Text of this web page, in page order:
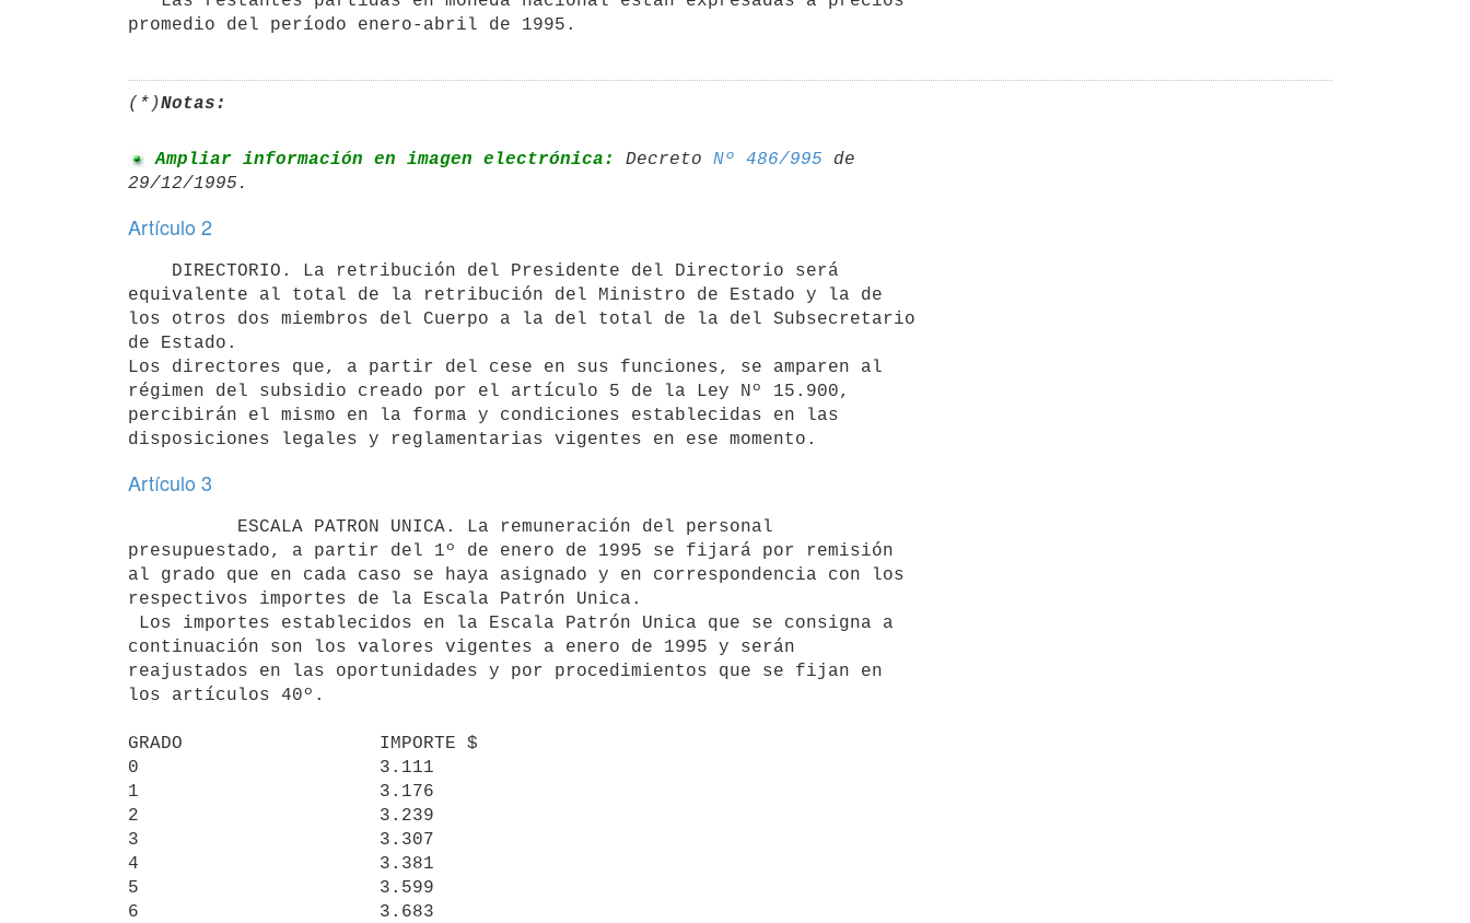
(*)Notas:
Ampliar información en imagen electrónica: Decreto Nº 486/995 de
Artículo 2
equivalente al total de la retribución del Ministro de Estado y la de
los otros dos miembros del Cuerpo a la del total de la del Subsecretario
de Estado.
Los directores que, a partir del cese en sus funciones, se amparen al
régimen del subsidio creado por el artículo 5 de la Ley Nº 15.900,
percibirán el mismo en la forma y condiciones establecidas en las
disposiciones legales y reglamentarias vigentes en ese momento.
Artículo 3
presupuestado, a partir del 1º de enero de 1995 se fijará por remisión
al grado que en cada caso se haya asignado y en correspondencia con los
respectivos importes de la Escala Patrón Unica.
continuación son los valores vigentes a enero de 1995 y serán
reajustados en las oportunidades y por procedimientos que se fijan en
los artículos 40º.
GRADO                  IMPORTE $
0                      3.111
1                      3.176
2                      3.239
3                      3.307
4                      3.381
5                      3.599
6                      3.683